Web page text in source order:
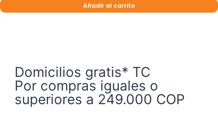
Añadir al carrito
Domicilios gratis* TC
Por compras iguales o
superiores a 249.000 COP